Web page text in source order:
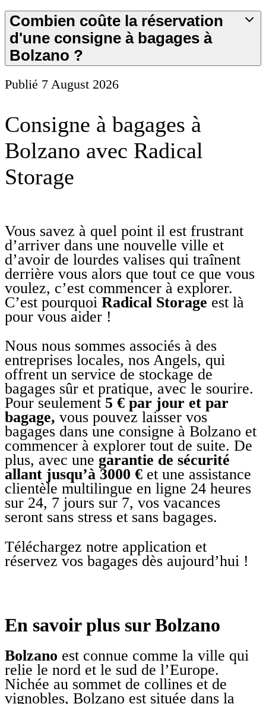
Combien coûte la réservation
d'une consigne à bagages à
Bolzano ?
Publié 7 August 2026
Consigne à bagages à
Bolzano avec Radical
Storage
Vous savez à quel point il est frustrant
d’arriver dans une nouvelle ville et
d’avoir de lourdes valises qui traînent
derrière vous alors que tout ce que vous
voulez, c’est commencer à explorer.
C’est pourquoi Radical Storage est là
pour vous aider !
Nous nous sommes associés à des
entreprises locales, nos Angels, qui
offrent un service de stockage de
bagages sûr et pratique, avec le sourire.
Pour seulement 5 € par jour et par
bagage, vous pouvez laisser vos
bagages dans une consigne à Bolzano et
commencer à explorer tout de suite. De
plus, avec une garantie de sécurité
allant jusqu’à 3000 € et une assistance
clientèle multilingue en ligne 24 heures
sur 24, 7 jours sur 7, vos vacances
seront sans stress et sans bagages.
Téléchargez notre application et
réservez vos bagages dès aujourd’hui !
En savoir plus sur Bolzano
Bolzano est connue comme la ville qui
relie le nord et le sud de l’Europe.
Nichée au sommet de collines et de
vignobles, Bolzano est située dans la